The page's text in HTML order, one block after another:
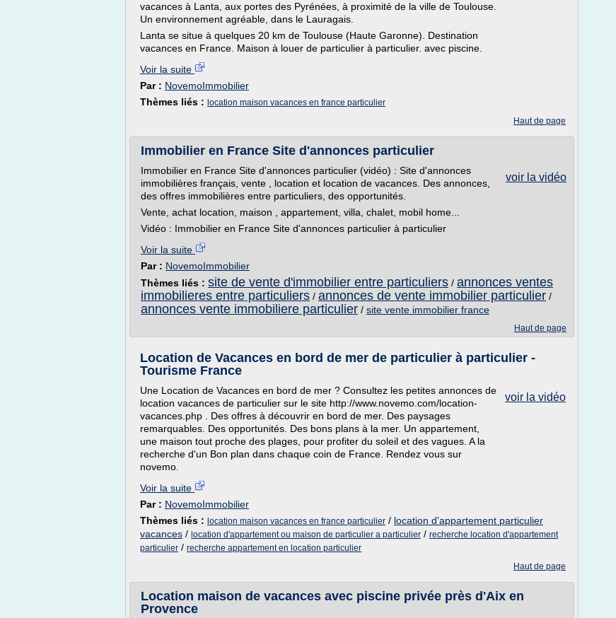
vacances à Lanta, aux portes des Pyrénées, à proximité de la ville de Toulouse.
Un environnement agréable, dans le Lauragais.
Lanta se situe à quelques 20 km de Toulouse (Haute Garonne). Destination
vacances en France. Maison à louer de particulier à particulier. avec piscine.
Voir la suite
Par : NovemoImmobilier
Thèmes liés : location maison vacances en france particulier
Haut de page
Immobilier en France Site d'annonces particulier
voir la vidéo
Immobilier en France Site d'annonces particulier (vidéo) : Site d'annonces
immobilières français, vente , location et location de vacances. Des annonces,
des offres immobilières entre particuliers, des opportunités.
Vente, achat location, maison , appartement, villa, chalet, mobil home...
Vidéo : Immobilier en France Site d'annonces particulier à particulier
Voir la suite
Par : NovemoImmobilier
Thèmes liés : site de vente d'immobilier entre particuliers / annonces ventes
immobilieres entre particuliers / annonces de vente immobilier particulier /
annonces vente immobiliere particulier / site vente immobilier france
Haut de page
Location de Vacances en bord de mer de particulier à particulier -
Tourisme France
voir la vidéo
Une Location de Vacances en bord de mer ? Consultez les petites annonces de
location vacances de particulier sur le site http://www.novemo.com/location-
vacances.php . Des offres à découvrir en bord de mer. Des paysages
remarquables. Des opportunités. Des bons plans à la mer. Un appartement,
une maison tout proche des plages, pour profiter du soleil et des vagues. A la
recherche d'un Bon plan dans chaque coin de France. Rendez vous sur
novemo.
Voir la suite
Par : NovemoImmobilier
Thèmes liés : location maison vacances en france particulier / location d'appartement particulier
vacances / location d'appartement ou maison de particulier a particulier / recherche location d'appartement
particulier / recherche appartement en location particulier
Haut de page
Location maison de vacances avec piscine privée près d'Aix en
Provence